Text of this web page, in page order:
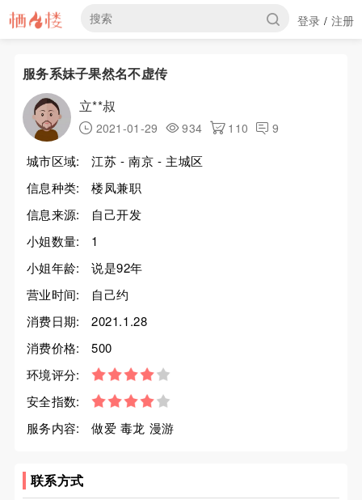
登录 / 注册
服务系妹子果然名不虚传
立**叔
2021-01-29 934 110 9
城市区域:
江苏 - 南京 - 主城区
信息种类:
楼凤兼职
信息来源:
自己开发
小姐数量:
1
小姐年龄:
说是92年
营业时间:
自己约
消费日期:
2021.1.28
消费价格:
500
环境评分:
安全指数:
服务内容:
做爱 毒龙 漫游
联系方式